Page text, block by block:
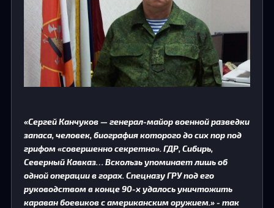
«Сергей Канчуков — генерал-майор военной разведки
запаса, человек, биография которого до сих пор под
грифом «совершенно секретно». ГДР, Сибирь,
Северный Кавказ… Вскользь упоминает лишь об
одной операции в горах. Спецназу ГРУ под его
руководством в конце 90-х удалось уничтожить
караван боевиков с американским оружием.» - так